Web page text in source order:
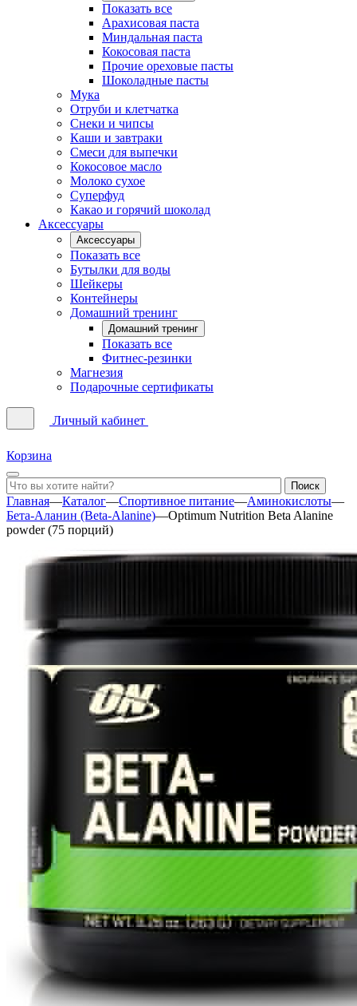
Показать все
Арахисовая паста
Миндальная паста
Кокосовая паста
Прочие ореховые пасты
Шоколадные пасты
Мука
Отруби и клетчатка
Снеки и чипсы
Каши и завтраки
Смеси для выпечки
Кокосовое масло
Молоко сухое
Суперфуд
Какао и горячий шоколад
Аксессуары
Аксессуары
Показать все
Бутылки для воды
Шейкеры
Контейнеры
Домашний тренинг
Домашний тренинг
Показать все
Фитнес-резинки
Магнезия
Подарочные сертификаты
Личный кабинет
Корзина
Главная—Каталог—Спортивное питание—Аминокислоты—
Бета-Аланин (Beta-Alanine)—Optimum Nutrition Beta Alanine
powder (75 порций)